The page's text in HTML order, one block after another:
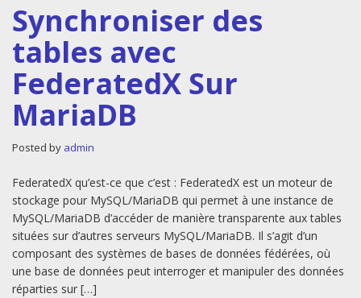
Synchroniser des
tables avec
FederatedX Sur
MariaDB
Posted by admin
FederatedX qu’est-ce que c’est : FederatedX est un moteur de
stockage pour MySQL/MariaDB qui permet à une instance de
MySQL/MariaDB d’accéder de manière transparente aux tables
situées sur d’autres serveurs MySQL/MariaDB. Il s’agit d’un
composant des systèmes de bases de données fédérées, où
une base de données peut interroger et manipuler des données
réparties sur […]